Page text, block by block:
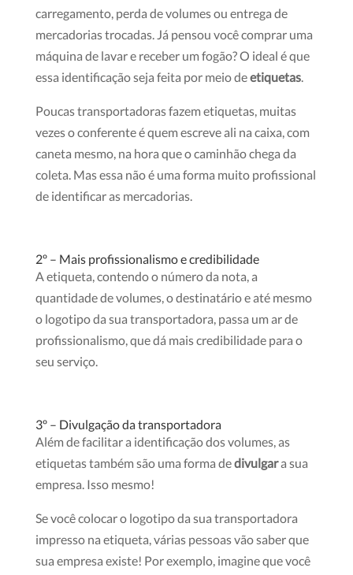
carregamento, perda de volumes ou entrega de
mercadorias trocadas. Já pensou você comprar uma
máquina de lavar e receber um fogão?O ideal é que
essa identificação seja feita por meio deetiquetas.
Poucas transportadoras fazem etiquetas, muitas
vezes o conferente é quem escreve ali na caixa, com
caneta mesmo, na hora que o caminhão chega da
coleta. Mas essa não é uma forma muito profissional
de identificar as mercadorias.
2º – Mais profissionalismo e credibilidade
A etiqueta, contendo o número da nota, a
quantidade de volumes, o destinatário e até mesmo
o logotipo da sua transportadora, passa um ar de
profissionalismo, que dá mais credibilidade para o
seu serviço.
3º – Divulgação da transportadora
Além de facilitar a identificação dos volumes, as
etiquetas também são uma forma dedivulgara sua
empresa. Isso mesmo!
Se você colocar o logotipo da sua transportadora
impresso na etiqueta, várias pessoas vão saber que
sua empresa existe! Por exemplo, imagine que você